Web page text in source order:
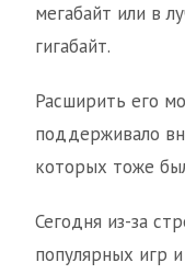
мегабайт или в
гигабайт.
Расширить его
поддерживало
которых тоже
Сегодня из-за
популярных игр